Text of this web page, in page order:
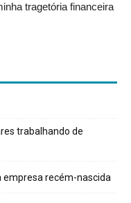
tragetória financeira
trabalhando de
recém-nascida